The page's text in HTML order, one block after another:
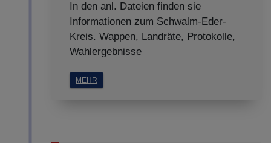
In den anl. Dateien finden sie
Informationen zum Schwalm-Eder-
Kreis. Wappen, Landräte, Protokolle,
Wahlergebnisse
MEHR